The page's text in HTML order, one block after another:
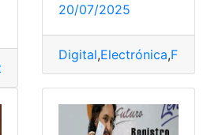
Electrónica
20/07/2025
Digital,Electrónica,